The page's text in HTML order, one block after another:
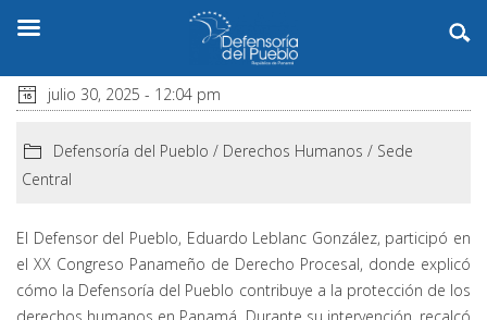
julio 30, 2025 - 12:04 pm
Defensoría del Pueblo / Derechos Humanos / Sede
Central
El Defensor del Pueblo, Eduardo Leblanc González, participó en
el XX Congreso Panameño de Derecho Procesal, donde explicó
cómo la Defensoría del Pueblo contribuye a la protección de los